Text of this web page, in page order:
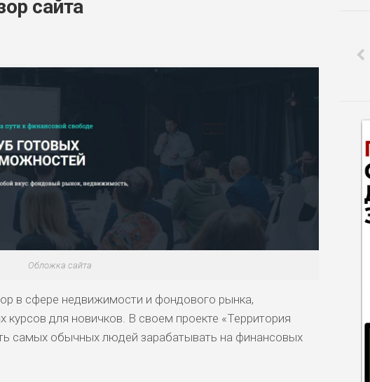
сайта
Обложка сайта
в сфере недвижимости и фондового рынка,
для новичков. В своем проекте «Территория
самых обычных людей зарабатывать на финансовых